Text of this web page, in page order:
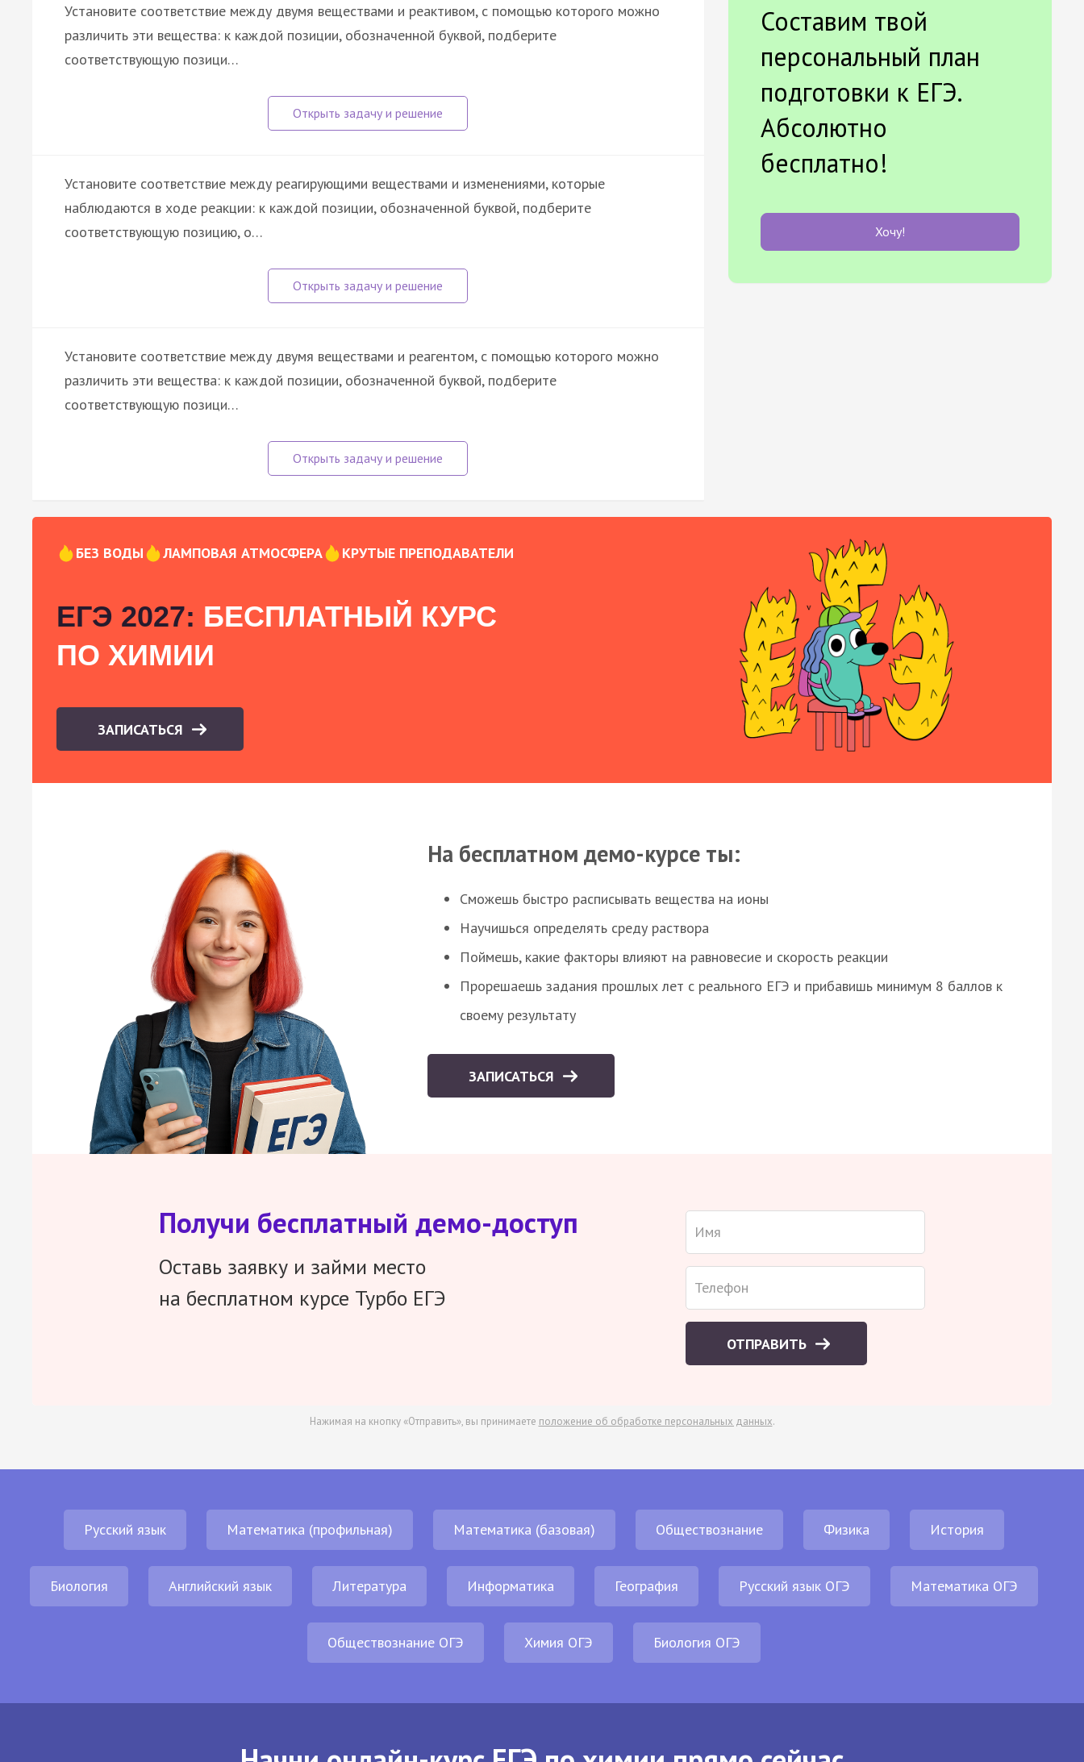
Установите соответствие между двумя веществами и реактивом, с помощью которого можно
различить эти вещества: к каждой позиции, обозначенной буквой, подберите
соответствующую позици…
Установите соответствие между реагирующими веществами и изменениями, которые
наблюдаются в ходе реакции: к каждой позиции, обозначенной буквой, подберите
соответствующую позицию, о…
Установите соответствие между двумя веществами и реагентом, с помощью которого можно
различить эти вещества: к каждой позиции, обозначенной буквой, подберите
соответствующую позици…
Составим твой
персональный план
подготовки к ЕГЭ.
Абсолютно
бесплатно!
Хочу!
БЕЗ ВОДЫ ЛАМПОВАЯ АТМОСФЕРА КРУТЫЕ ПРЕПОДАВАТЕЛИ
ЕГЭ 2027: БЕСПЛАТНЫЙ КУРС
ПО ХИМИИ
ЗАПИСАТЬСЯ
На бесплатном демо-курсе ты:
Сможешь быстро расписывать вещества на ионы
Научишься определять среду раствора
Поймешь, какие факторы влияют на равновесие и скорость реакции
Прорешаешь задания прошлых лет с реального ЕГЭ и прибавишь минимум 8 баллов к
своему результату
ЗАПИСАТЬСЯ
Получи бесплатный демо-доступ
Оставь заявку и займи место
на бесплатном курсе Турбо ЕГЭ
ОТПРАВИТЬ
Нажимая на кнопку «Отправить», вы принимаете положение об обработке персональных данных.
Русский язык Математика (профильная) Математика (базовая) Обществознание Физика История
Биология Английский язык Литература Информатика География Русский язык ОГЭ Математика ОГЭ
Обществознание ОГЭ Химия ОГЭ Биология ОГЭ